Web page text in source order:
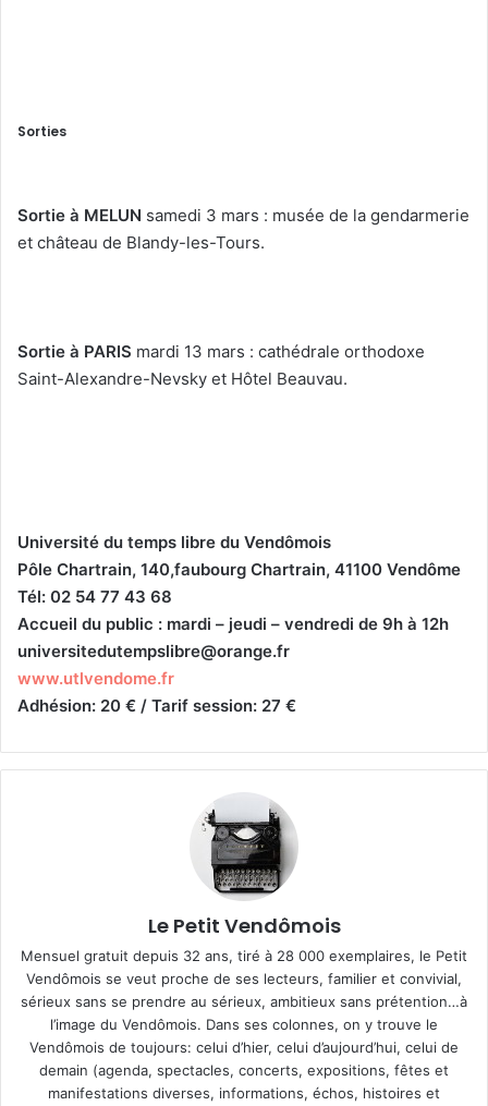
Sorties
Sortie à MELUN samedi 3 mars : musée de la gendarmerie
et château de Blandy-les-Tours.
Sortie à PARIS mardi 13 mars : cathédrale orthodoxe
Saint-Alexandre-Nevsky et Hôtel Beauvau.
Université du temps libre du Vendômois
Pôle Chartrain, 140,faubourg Chartrain, 41100 Vendôme
Tél: 02 54 77 43 68
Accueil du public : mardi – jeudi – vendredi de 9h à 12h
universitedutempslibre@orange.fr
www.utlvendome.fr
Adhésion: 20 € / Tarif session: 27 €
Le Petit Vendômois
Mensuel gratuit depuis 32 ans, tiré à 28 000 exemplaires, le Petit
Vendômois se veut proche de ses lecteurs, familier et convivial,
sérieux sans se prendre au sérieux, ambitieux sans prétention…à
l’image du Vendômois. Dans ses colonnes, on y trouve le
Vendômois de toujours: celui d’hier, celui d’aujourd’hui, celui de
demain (agenda, spectacles, concerts, expositions, fêtes et
manifestations diverses, informations, échos, histoires et